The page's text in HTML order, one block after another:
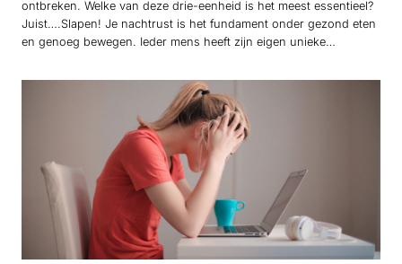
ontbreken. Welke van deze drie-eenheid is het meest essentieel?
Juist….Slapen! Je nachtrust is het fundament onder gezond eten
en genoeg bewegen. Ieder mens heeft zijn eigen unieke
acht uur nachtrust. Toch er zijn genoeg voorbeelden van…